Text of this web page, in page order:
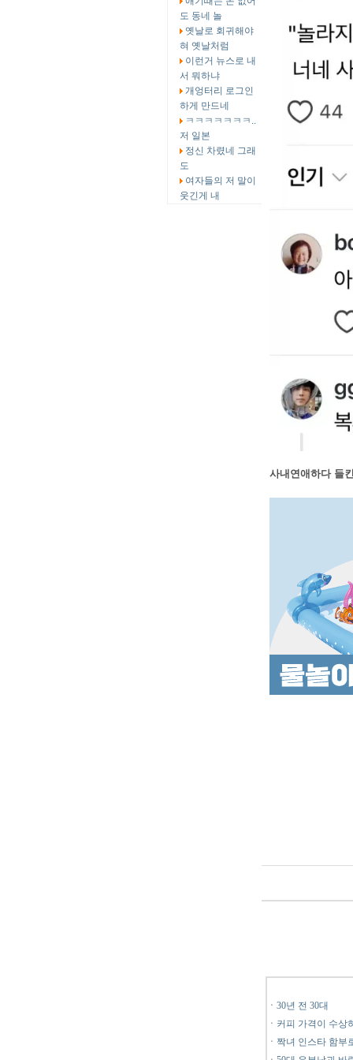
도 동네 놀
옛날로 회귀해야
혀 옛날처럼
이런거 뉴스로 내
서 뭐하냐
개엉터리 로그인
하게 만드네
ㅋㅋㅋㅋㅋㅋㅋ..
저 일본
정신 차렸네 그래
도
여자들의 저 말이
웃긴게 내
사내연애하다 들
ㆍ 30년 전 30대
ㆍ 커피 가격이 수상
ㆍ 짝녀 인스타 함부